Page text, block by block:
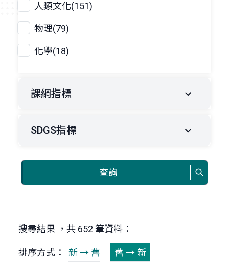
人類文化(151)
物理(79)
化學(18)
課綱指標
SDGS指標
查詢
搜尋結果 ，共 652 筆資料：
排序方式： 新 → 舊 舊 → 新